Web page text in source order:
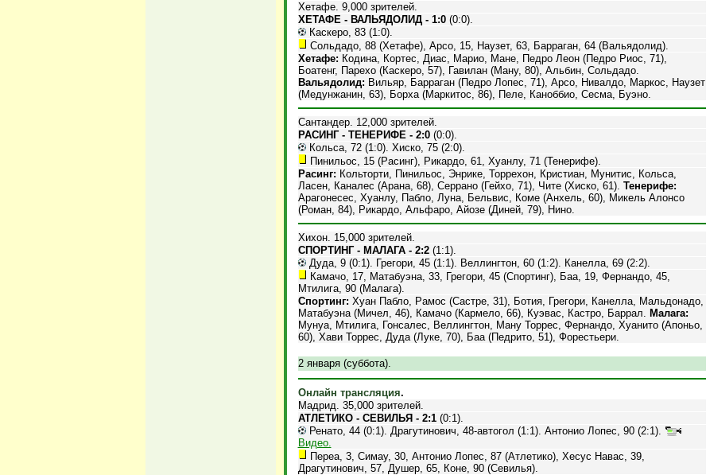
Хетафе. 9,000 зрителей.
ХЕТАФЕ - ВАЛЬЯДОЛИД - 1:0(0:0).
Каскеро, 83 (1:0).
Сольдадо, 88 (Хетафе), Арсо, 15, Наузет, 63, Барраган, 64 (Вальядолид).
Хетафе: Кодина, Кортес, Диас, Марио, Мане, Педро Леон (Педро Риос, 71),
Боатенг, Парехо (Каскеро, 57), Гавилан (Ману, 80), Альбин, Сольдадо.
Вальядолид: Вильяр, Барраган (Педро Лопес, 71), Арсо, Нивалдо, Маркос, Наузет
(Медунжанин, 63), Борха (Маркитос, 86), Пеле, Каноббио, Сесма, Буэно.
Сантандер. 12,000 зрителей.
РАСИНГ - ТЕНЕРИФЕ - 2:0(0:0).
Кольса, 72 (1:0). Хиско, 75 (2:0).
Пинильос, 15 (Расинг), Рикардо, 61, Хуанлу, 71 (Тенерифе).
Расинг: Кольторти, Пинильос, Энрике, Торрехон, Кристиан, Мунитис, Кольса,
Ласен, Каналес (Арана, 68), Серрано (Гейхо, 71), Чите (Хиско, 61). Тенерифе:
Арагонесес, Хуанлу, Пабло, Луна, Бельвис, Коме (Анхель, 60), Микель Алонсо
(Роман, 84), Рикардо, Альфаро, Айозе (Диней, 79), Нино.
Хихон. 15,000 зрителей.
СПОРТИНГ - МАЛАГА - 2:2(1:1).
Дуда, 9 (0:1). Грегори, 45 (1:1). Веллингтон, 60 (1:2). Канелла, 69 (2:2).
Камачо, 17, Матабуэна, 33, Грегори, 45 (Спортинг), Баа, 19, Фернандо, 45,
Мтилига, 90 (Малага).
Спортинг: Хуан Пабло, Рамос (Састре, 31), Ботия, Грегори, Канелла, Мальдонадо,
Матабуэна (Мичел, 46), Камачо (Кармело, 66), Куэвас, Кастро, Баррал. Малага:
Мунуа, Мтилига, Гонсалес, Веллингтон, Ману Торрес, Фернандо, Хуанито (Апоньо,
60), Хави Торрес, Дуда (Луке, 70), Баа (Педрито, 51), Форестьери.
2 января (суббота).
Онлайн трансляция.
Мадрид. 35,000 зрителей.
АТЛЕТИКО - СЕВИЛЬЯ - 2:1(0:1).
Ренато, 44 (0:1). Драгутинович, 48-автогол (1:1). Антонио Лопес, 90 (2:1).
Видео.
Переа, 3, Симау, 30, Антонио Лопес, 87 (Атлетико), Хесус Навас, 39,
Драгутинович, 57, Душер, 65, Коне, 90 (Севилья).